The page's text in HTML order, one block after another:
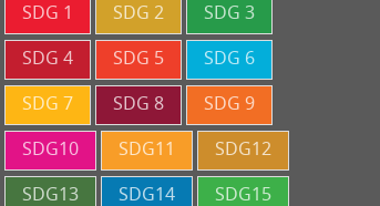
SDG 1 SDG 2
SDG 3
SDG 4
SDG 5
SDG 6
SDG 7
SDG 8
SDG 9
SDG10
SDG11
SDG12
SDG13
SDG14 SDG15